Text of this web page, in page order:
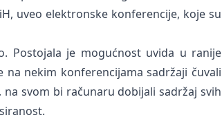
uveo elektronske konferencije, koje su
Postojala je mogućnost uvida u ranije
nekim konferencijama sadržaji čuvali
svom bi računaru dobijali sadržaj svih